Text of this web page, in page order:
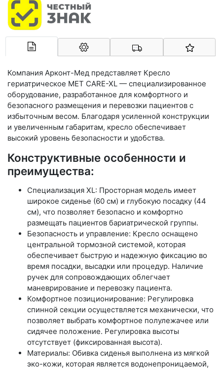
Компания Арконт-Мед представляет Кресло
гериатрическое MET CARE-XL — специализированное
оборудование, разработанное для комфортного и
безопасного размещения и перевозки пациентов с
избыточным весом. Благодаря усиленной конструкции
и увеличенным габаритам, кресло обеспечивает
высокий уровень безопасности и удобства.
Конструктивные особенности и
преимущества:
Специализация XL: Просторная модель имеет
широкое сиденье (60 см) и глубокую посадку (44
см), что позволяет безопасно и комфортно
размещать пациентов бариатрической группы.
Безопасность и управление: Кресло оснащено
центральной тормозной системой, которая
обеспечивает быструю и надежную фиксацию во
время посадки, высадки или процедур. Наличие
ручек для сопровождающих облегчает
маневрирование и перевозку пациента.
Комфортное позиционирование: Регулировка
спинной секции осуществляется механически, что
позволяет выбрать комфортное полулежачее или
сидячее положение. Регулировка высоты
отсутствует (фиксированная высота).
Материалы: Обивка сиденья выполнена из мягкой
эко-кожи, которая является водонепроницаемой,